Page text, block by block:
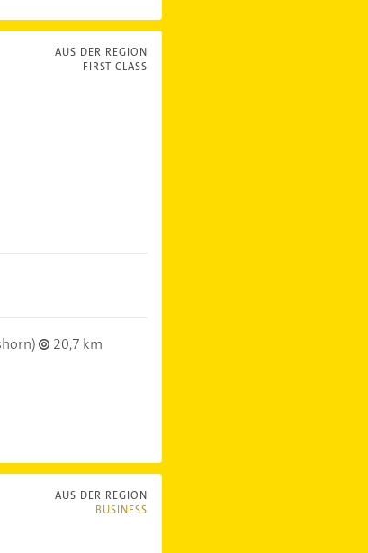
AUS DER REGION
FIRST CLASS
20,7 km
AUS DER REGION
BUSINESS